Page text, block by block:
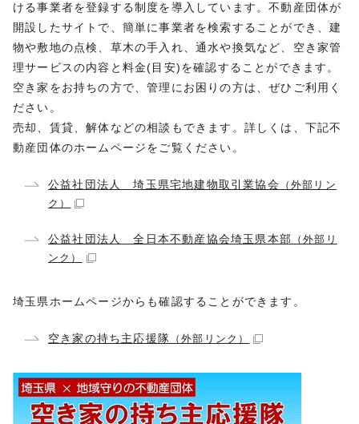
ける事業者を登録する制度を導入しています。不動産団体が
開設したサイトで、簡単に事業者を検索することができ、建
物や敷地の点検、草木の手入れ、通水や換気など、空き家管
理サービスの内容と料金(目安)を確認することができます。
空き家をお持ちの方で、管理にお困りの方は、ぜひご利用く
ださい。
売却、賃貸、解体などの相談もできます。詳しくは、下記不
動産団体のホームページをご覧ください。
公益社団法人 埼玉県宅地建物取引業協会 （外部リン
ク）
公益社団法人 全日本不動産協会埼玉県本部 （外部リ
ンク）
埼玉県ホームページからも確認することができます。
空き家の持ち主応援隊 （外部リンク）